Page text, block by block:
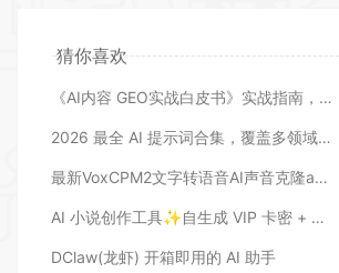
猜你喜欢
《AI内容 GEO实战白皮书》实战指南，手把手教你用AI内容+GEO抢占大模型流量红利
2026 最全 AI 提示词合集，覆盖多领域 + 多平台通用
最新VoxCPM2文字转语音AI声音克隆ai语音设计多角色对话影视解说
AI 小说创作工具✨自生成 VIP 卡密 + 详细教程
DClaw(龙虾) 开箱即用的 AI 助手